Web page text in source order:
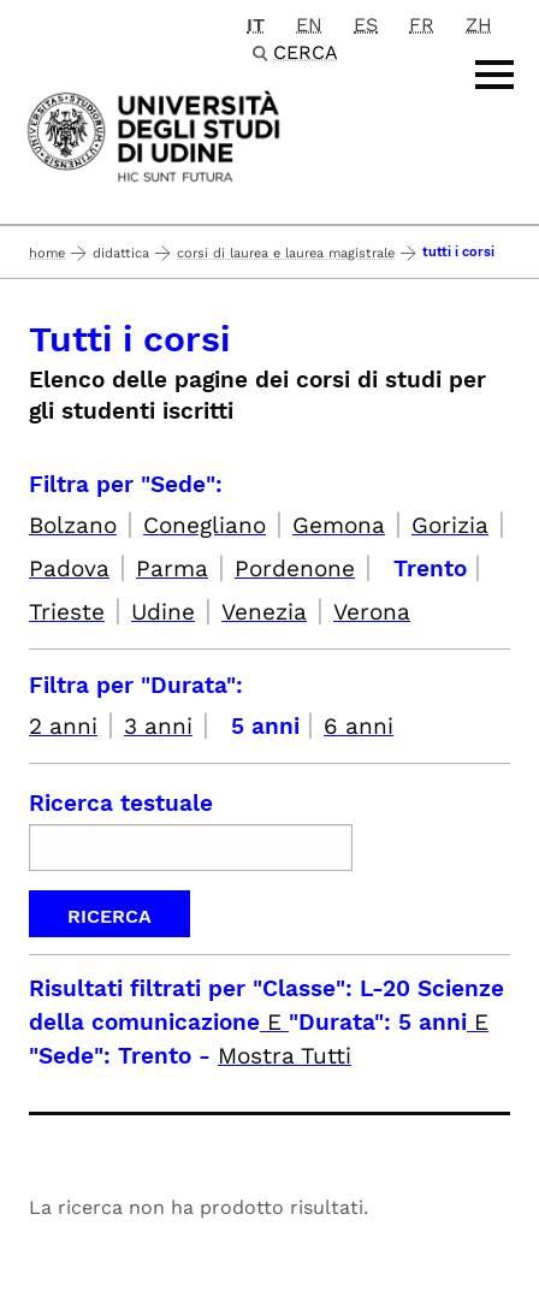
Passa al contenuto principale
IT EN ES FR
ZH
CERCA
home didattica corsi di laurea e laurea magistrale tutti i corsi
Tutti i corsi
Elenco delle pagine dei corsi di studi per
gli studenti iscritti
Filtra per "Sede":
Bolzano | Conegliano | Gemona | Gorizia |
Padova | Parma | Pordenone | Trento |
Trieste | Udine | Venezia | Verona
Filtra per "Durata":
2 anni | 3 anni | 5 anni | 6 anni
Ricerca testuale
Risultati filtrati per "Classe": L-20 Scienze
della comunicazione E "Durata": 5 anni E
"Sede": Trento - Mostra Tutti
La ricerca non ha prodotto risultati.